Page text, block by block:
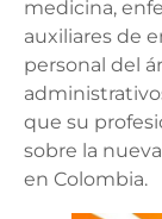
medicina,
auxiliares de
personal del
que su
sobre la
en Colombia.